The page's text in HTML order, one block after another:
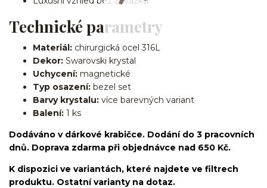
Technické parametry
Materiál: chirurgická ocel 316L
Dekor: Swarovski krystal
Uchycení: magnetické
Typ osazení: bezel set
Barvy krystalu: více barevných variant
Balení: 1 ks
Dodáváno v dárkové krabičce. Dodání do 3 pracovních
dnů. Doprava zdarma při objednávce nad 650 Kč.
K dispozici ve variantách, které najdete ve filtrech
produktu. Ostatní varianty na dotaz.